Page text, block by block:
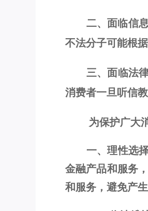
二、面临信
不法分子可能根
三、面临法
消费者一旦听信教
为保护广大
一、理性选
金融产品和服务
和服务 ， 避免产